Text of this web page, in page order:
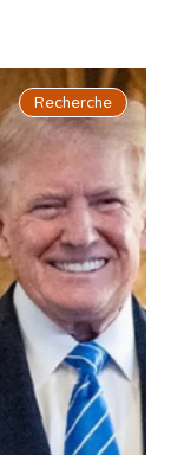
Recherche